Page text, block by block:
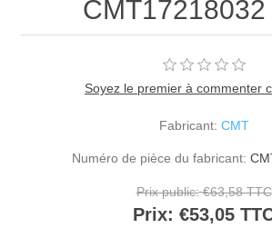
Soyez le premier à commenter
Fabricant: CMT
Numéro de pièce du fabricant:
Prix public: €63,58 TTC
Prix: €53,05